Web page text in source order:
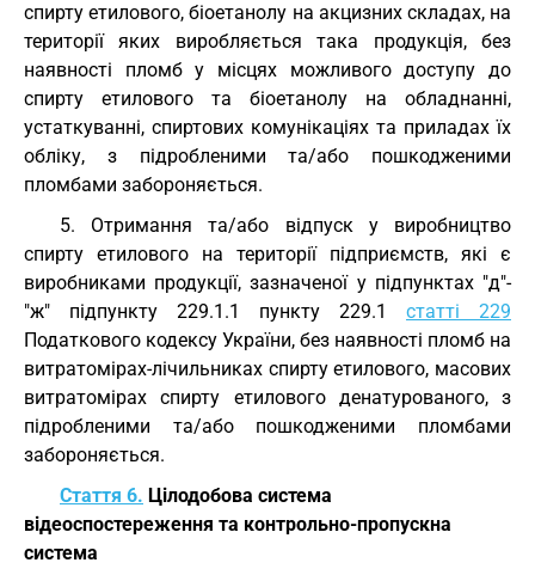
спирту етилового, біоетанолу на акцизних складах, на
території яких виробляється така продукція, без
наявності пломб у місцях можливого доступу до
спирту етилового та біоетанолу на обладнанні,
устаткуванні, спиртових комунікаціях та приладах їх
обліку, з підробленими та/або пошкодженими
пломбами забороняється.
5. Отримання та/або відпуск у виробництво
спирту етилового на території підприємств, які є
виробниками продукції, зазначеної у підпунктах "д"-
"ж" підпункту 229.1.1 пункту 229.1 статті 229
Податкового кодексу України, без наявності пломб на
витратомірах-лічильниках спирту етилового, масових
витратомірах спирту етилового денатурованого, з
підробленими та/або пошкодженими пломбами
забороняється.
Стаття 6. Цілодобова система
відеоспостереження та контрольно-пропускна
система